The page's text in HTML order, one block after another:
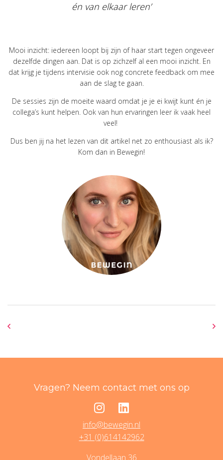
én van elkaar leren’
Mooi inzicht: iedereen loopt bij zijn of haar start tegen ongeveer
dezelfde dingen aan. Dat is op zichzelf al een mooi inzicht. En
dat krijg je tijdens intervisie ook nog concrete feedback om mee
aan de slag te gaan.
De sessies zijn de moeite waard omdat je je ei kwijt kunt én je
collega’s kunt helpen. Ook van hun ervaringen leer ik vaak heel
veel!
Dus ben jij na het lezen van dit artikel net zo enthousiast als ik?
Kom dan in Bewegin!
Vragen? Neem contact met ons op
info@bewegin.nl
+31 (0)614142962
Vondellaan 36